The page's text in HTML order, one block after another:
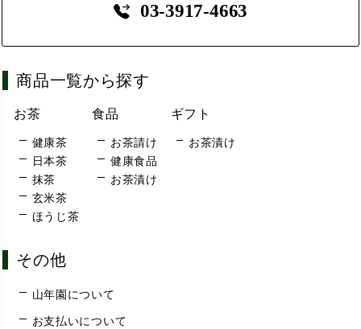
03-3917-4663
商品一覧から探す
お茶
健康茶
日本茶
抹茶
玄米茶
ほうじ茶
食品
お茶請け
健康食品
お茶漬け
ギフト
お茶漬け
その他
山年園について
お支払いについて